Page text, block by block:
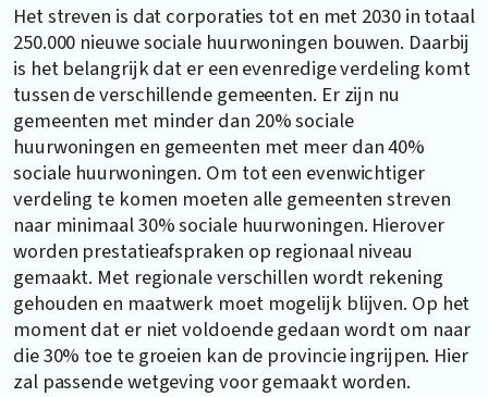
Het streven is dat corporaties tot en met 2030 in totaal
250.000 nieuwe sociale huurwoningen bouwen. Daarbij
is het belangrijk dat er een evenredige verdeling komt
tussen de verschillende gemeenten. Er zijn nu
gemeenten met minder dan 20% sociale
huurwoningen en gemeenten met meer dan 40%
sociale huurwoningen. Om tot een evenwichtiger
verdeling te komen moeten alle gemeenten streven
naar minimaal 30% sociale huurwoningen. Hierover
worden prestatieafspraken op regionaal niveau
gemaakt. Met regionale verschillen wordt rekening
gehouden en maatwerk moet mogelijk blijven. Op het
moment dat er niet voldoende gedaan wordt om naar
die 30% toe te groeien kan de provincie ingrijpen. Hier
zal passende wetgeving voor gemaakt worden.